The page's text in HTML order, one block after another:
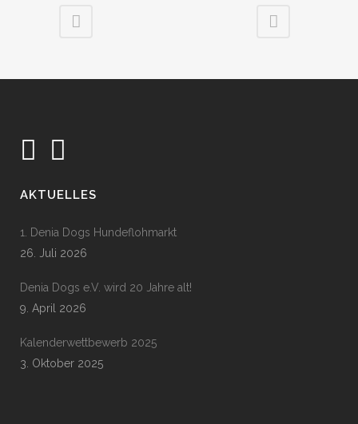
AKTUELLES
1. Denia Dogs Hundeflohmarkt
26. Juli 2026
Denia Dogs e.V. wird 20 Jahre alt!
9. April 2026
Kalenderwettbewerb 2025
3. Oktober 2025